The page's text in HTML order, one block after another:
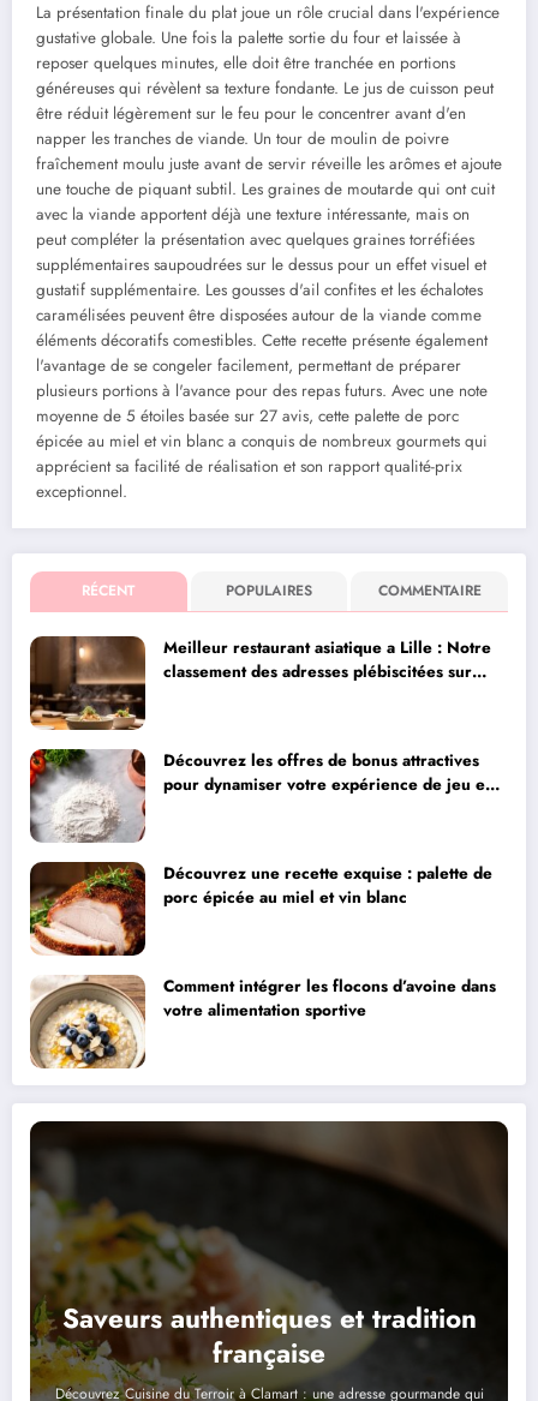
La présentation finale du plat joue un rôle crucial dans l'expérience
gustative globale. Une fois la palette sortie du four et laissée à
reposer quelques minutes, elle doit être tranchée en portions
généreuses qui révèlent sa texture fondante. Le jus de cuisson peut
être réduit légèrement sur le feu pour le concentrer avant d'en
napper les tranches de viande. Un tour de moulin de poivre
fraîchement moulu juste avant de servir réveille les arômes et ajoute
une touche de piquant subtil. Les graines de moutarde qui ont cuit
avec la viande apportent déjà une texture intéressante, mais on
peut compléter la présentation avec quelques graines torréfiées
supplémentaires saupoudrées sur le dessus pour un effet visuel et
gustatif supplémentaire. Les gousses d'ail confites et les échalotes
caramélisées peuvent être disposées autour de la viande comme
éléments décoratifs comestibles. Cette recette présente également
l'avantage de se congeler facilement, permettant de préparer
plusieurs portions à l'avance pour des repas futurs. Avec une note
moyenne de 5 étoiles basée sur 27 avis, cette palette de porc
épicée au miel et vin blanc a conquis de nombreux gourmets qui
apprécient sa facilité de réalisation et son rapport qualité-prix
exceptionnel.
RÉCENT POPULAIRES COMMENTAIRE
Meilleur restaurant asiatique a Lille : Notre
classement des adresses plébiscitées sur
Découvrez les offres de bonus attractives
pour dynamiser votre expérience de jeu en
Découvrez une recette exquise : palette de
porc épicée au miel et vin blanc
Comment intégrer les flocons d’avoine dans
votre alimentation sportive
Saveurs authentiques et tradition
française
Découvrez Cuisine du Terroir à Clamart : une adresse gourmande qui